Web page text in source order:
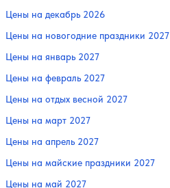
Цены на декабрь 2026
Цены на новогодние праздники 2027
Цены на январь 2027
Цены на февраль 2027
Цены на отдых весной 2027
Цены на март 2027
Цены на апрель 2027
Цены на майские праздники 2027
Цены на май 2027